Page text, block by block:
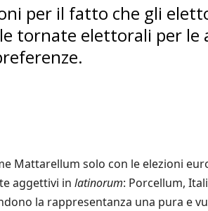
per il fatto che gli
tornate elettorali per
Mattarellum solo con le elezioni
aggettivi in latinorum: Porcellum,
la rappresentanza una pura e